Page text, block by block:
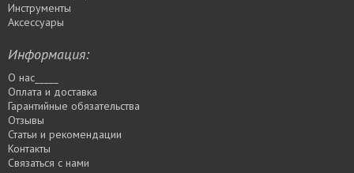
Инструменты
Аксессуары
Информация:
О нас_____
Оплата и доставка
Гарантийные обязательства
Отзывы
Статьи и рекомендации
Контакты
Связаться с нами